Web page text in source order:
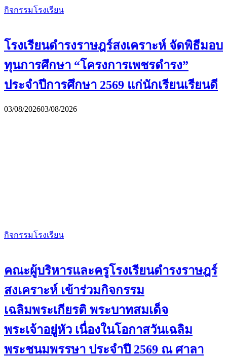
กิจกรรมโรงเรียน
โรงเรียนดำรงราษฎร์สงเคราะห์ จัดพิธีมอบ
ทุนการศึกษา “โครงการเพชรดำรง”
ประจำปีการศึกษา 2569 แก่นักเรียนเรียนดี
03/08/202603/08/2026
กิจกรรมโรงเรียน
คณะผู้บริหารและครูโรงเรียนดำรงราษฎร์
สงเคราะห์ เข้าร่วมกิจกรรม
เฉลิมพระเกียรติ พระบาทสมเด็จ
พระเจ้าอยู่หัว เนื่องในโอกาสวันเฉลิม
พระชนมพรรษา ประจำปี 2569 ณ ศาลา